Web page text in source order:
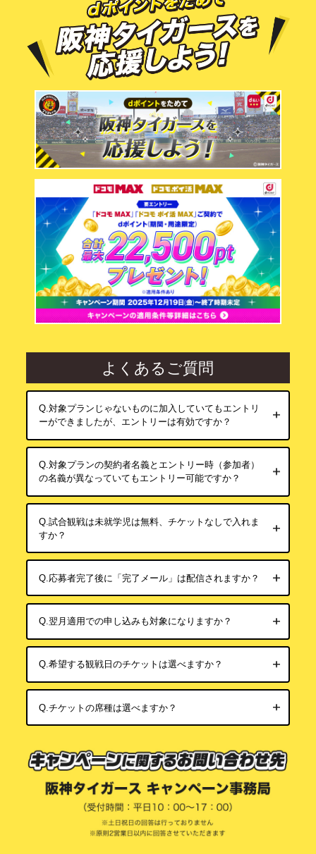
※エントリー時にご登録いただいた情報（賞品の送
付先住所など）に誤り、虚偽の記載その他の不備
があった場合や、ご登録いただいた賞品の送付先
住所が日本国外の住所であった場合は、当選が無
効となることがあります。
※応募完了後に「完了メール」は配信されませんの
で、あらかじめご了承ください。
※賞品の転売は禁止です。禁止行為が確認された場
合、当選を取り消す場合があります。
■賞品詳細およびお届け時期
①A賞：内野指定席観戦チケット/抽選で18名さま【1
名さま1席】
※賞品の発送は2026年7月以降順次予定しておりま
す。
7月20日（月・祝） ベイスターズ戦 18:00 試合開始
7月21日（火） ベイスターズ戦 18:00 試合開始
7月22日（水） ベイスターズ戦 18:00 試合開始
7月24日（金） ジャイアンツ戦 18:00 試合開始
7月25日（土） ジャイアンツ戦 18:00 試合開始
7月26日（日） ジャイアンツ戦 18:00 試合開始
②B賞：1塁アルプス席ペア観戦チケット/抽選で48組
※賞品の発送は2026年7月以降順次予定しておりま
7月20日（月・祝） ベイスターズ戦 18:00 試合開始
7月22日（水） ベイスターズ戦 18:00 試合開始
7月24日（金） ジャイアンツ戦 18:00 試合開始
7月26日（日） ジャイアンツ戦 18:00 試合開始
③C賞：3塁アルプス席ペア観戦チケット/抽選で30組
60名さま【1組2席】
※賞品の発送は2026年7月以降順次予定しておりま
す。
7月20日（月・祝） ベイスターズ戦 18:00 試合開始
7月21日（火） ベイスターズ戦 18:00 試合開始
7月22日（水） ベイスターズ戦 18:00 試合開始
7月25日（土） ジャイアンツ戦 18:00 試合開始
7月26日（日） ジャイアンツ戦 18:00 試合開始
④D賞：ウル虎の夏限定オリジナルジャージ 156名さ
ト/抽選で100名さま
※当選者へのdポイント（期間・用途限定）進呈は
ブ」アプリ、または「dポイントクラブ」サイトの
「ポイント獲得・利用履歴をみる」からご確認く
ださい。
※dポイント（期間・用途限定）の進呈時期は前後す
る場合があります。
※当選者へ進呈されるdポイント（期間・用途限定）
の有効期限は2026年9月30日までとなり、以降は
よくあるご質問
Q.対象プランじゃないものに加入していてもエントリ
ーができましたが、エントリーは有効ですか？
Q.対象プランの契約者名義とエントリー時（参加者）
の名義が異なっていてもエントリー可能ですか？
Q.試合観戦は未就学児は無料、チケットなしで入れま
すか？
Q.応募者完了後に「完了メール」は配信されますか？
Q.翌月適用での申し込みも対象になりますか？
Q.希望する観戦日のチケットは選べますか？
Q.チケットの席種は選べますか？